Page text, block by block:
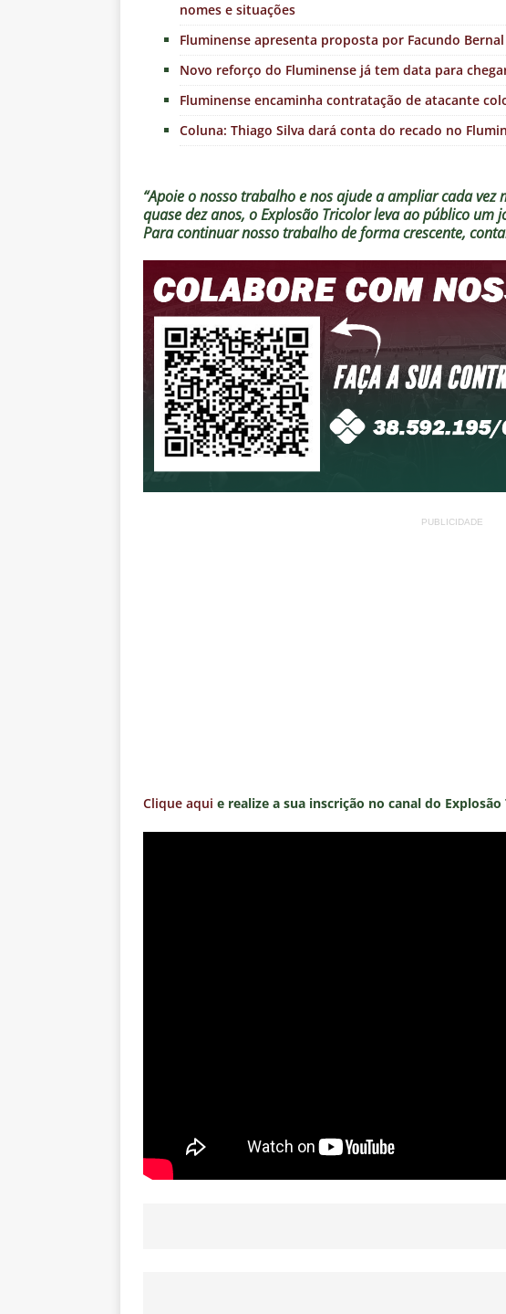
nomes e situações
Fluminense apresenta proposta por Facundo Bernal
Novo reforço do Fluminense já tem data para
Fluminense encaminha contratação de atacante
Coluna: Thiago Silva dará conta do recado no
“Apoie o nosso trabalho e nos ajude a ampliar cada vez
quase dez anos, o Explosão Tricolor leva ao público
Para continuar nosso trabalho de forma crescente,
PUBLICIDADE
Clique aqui e realize a sua inscrição no canal do